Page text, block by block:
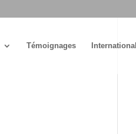
Témoignages International